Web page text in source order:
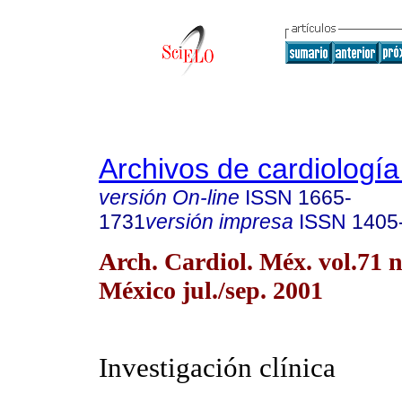
Archivos de
versión On-line ISSN 1665-
1731versión impresa ISSN
Arch. Cardiol. Méx. vol.71
México jul./sep. 2001
Investigación clínica